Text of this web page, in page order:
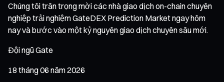
Chúng tôi trân trọng mời các nhà giao dịch on-chain chuyên
nghiệp trải nghiệm GateDEX Prediction Market ngay hôm
nay và bước vào một kỷ nguyên giao dịch chuyên sâu mới.
Đội ngũ Gate
18 tháng 06 năm 2026